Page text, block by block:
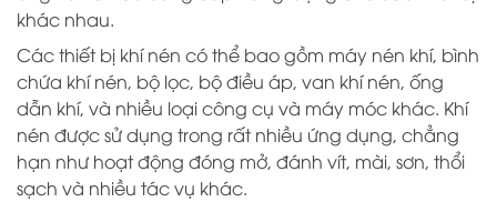
khác nhau.
Các thiết bị khí nén có thể bao gồm máy nén khí, bình
chứa khí nén, bộ lọc, bộ điều áp, van khí nén, ống
dẫn khí, và nhiều loại công cụ và máy móc khác. Khí
nén được sử dụng trong rất nhiều ứng dụng, chẳng
hạn như hoạt động đóng mở, đánh vít, mài, sơn, thổi
sạch và nhiều tác vụ khác.